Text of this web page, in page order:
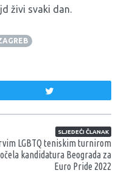
živi svaki dan.
SLJEDEĆI ČLANAK
LGBTQ teniskim turnirom
kandidatura Beograda za
Euro Pride 2022